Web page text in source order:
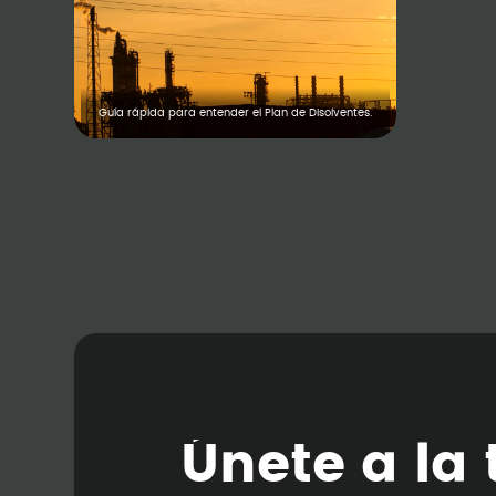
Guía rápida para entender el Plan de Disolventes.
Únete a a